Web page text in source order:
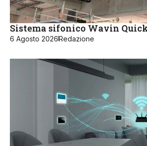
Sistema sifonico Wavin
6 Agosto 2026Redazione